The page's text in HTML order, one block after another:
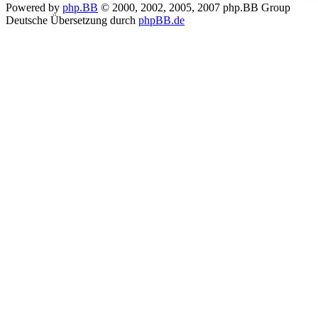
Powered by php.BB © 2000, 2002, 2005, 2007 php.BB Group
Deutsche Übersetzung durch phpBB.de